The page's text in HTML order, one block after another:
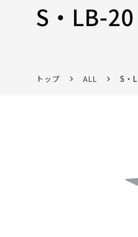
S・LB-20
トップ ALL S・